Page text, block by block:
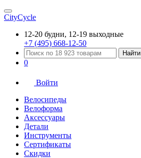
CityCycle
12-20 будни, 12-19 выходные
+7 (495) 668-12-50
Найти
0
Войти
Велосипеды
Велоформа
Аксессуары
Детали
Инструменты
Сертификаты
Скидки